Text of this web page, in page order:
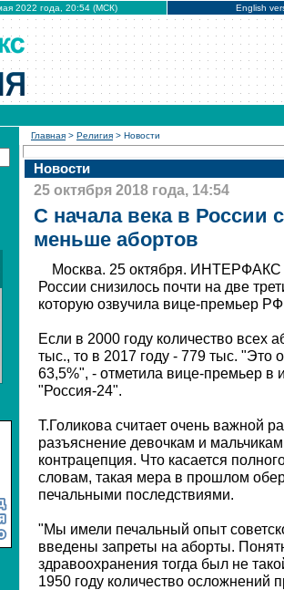
2022 года, 20:54 (МСК) English
Главная > Религия > Новости
Новости
25 октября 2018 года, 14:54
С начала века в России
меньше абортов
Москва. 25 октября. ИНТЕРФАКС
России снизилось почти на две
которую озвучила вице-премьер
Если в 2000 году количество всех
тыс., то в 2017 году - 779 тыс. "Это
63,5%", - отметила вице-премьер в
"Россия-24".
Т.Голикова считает очень важной
разъяснение девочкам и
контрацепция. Что касается
словам, такая мера в прошлом
печальными последствиями.
"Мы имели печальный опыт
введены запреты на аборты.
здравоохранения тогда был не
1950 году количество